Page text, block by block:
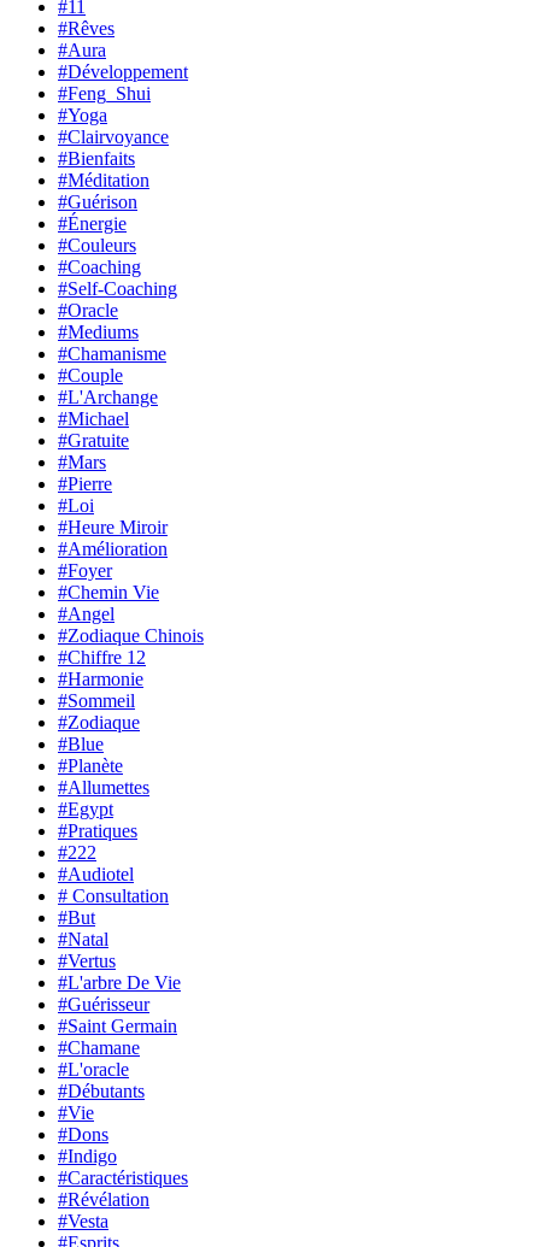
#11
#Rêves
#Aura
#Développement
#Feng_Shui
#Yoga
#Clairvoyance
#Bienfaits
#Méditation
#Guérison
#Énergie
#Couleurs
#Coaching
#Self-Coaching
#Oracle
#Mediums
#Chamanisme
#Couple
#L'Archange
#Michael
#Gratuite
#Mars
#Pierre
#Loi
#Heure Miroir
#Amélioration
#Foyer
#Chemin Vie
#Angel
#Zodiaque Chinois
#Chiffre 12
#Harmonie
#Sommeil
#Zodiaque
#Blue
#Planète
#Allumettes
#Egypt
#Pratiques
#222
#Audiotel
# Consultation
#But
#Natal
#Vertus
#L'arbre De Vie
#Guérisseur
#Saint Germain
#Chamane
#L'oracle
#Débutants
#Vie
#Dons
#Indigo
#Caractéristiques
#Révélation
#Vesta